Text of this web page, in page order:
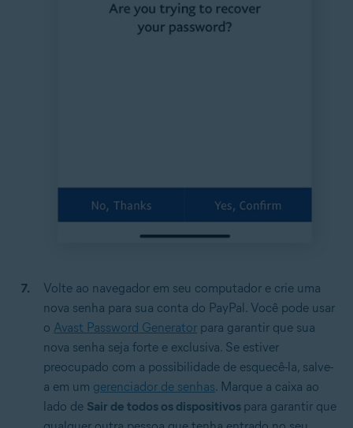
Volte ao navegador em seu computador e crie uma
nova senha para sua conta do PayPal. Você pode usar
o Avast Password Generator para garantir que sua
nova senha seja forte e exclusiva. Se estiver
preocupado com a possibilidade de esquecê-la, salve-
a em um gerenciador de senhas. Marque a caixa ao
lado de Sair de todos os dispositivos para garantir que